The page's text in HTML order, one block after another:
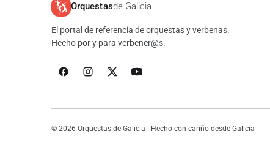
Orquestasde Galicia
El portal de referencia de orquestas y verbenas.
Hecho por y para verbener@s.
© 2026 Orquestas de Galicia · Hecho con cariño desde Galicia